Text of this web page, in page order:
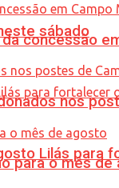
sábado
Lilás para
concessão
nos
para o mês de